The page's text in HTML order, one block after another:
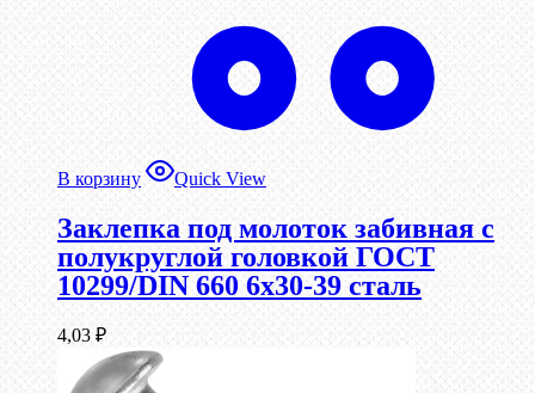
В корзину Quick View
Заклепка под молоток забивная с
полукруглой головкой ГОСТ
10299/DIN 660 6х30-39 сталь
4,03 ₽